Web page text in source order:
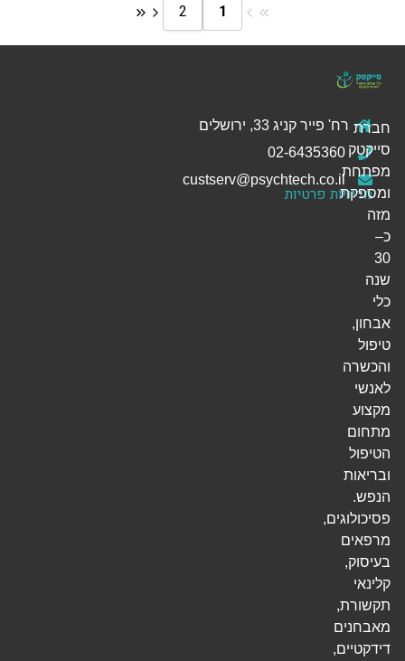
1
2
רח' פייר קניג 33, ירושלים
מדיניות פרטיות
חברת
סייקטק
מפתחת
ומספקת
מזה
כ–
30
שנה
כלי
אבחון,
טיפול
והכשרה
לאנשי
מקצוע
מתחום
הטיפול
ובריאות
הנפש.
פסיכולוגים,
מרפאים
בעיסוק,
קלינאי
תקשורת,
מאבחנים
דידקטיים,